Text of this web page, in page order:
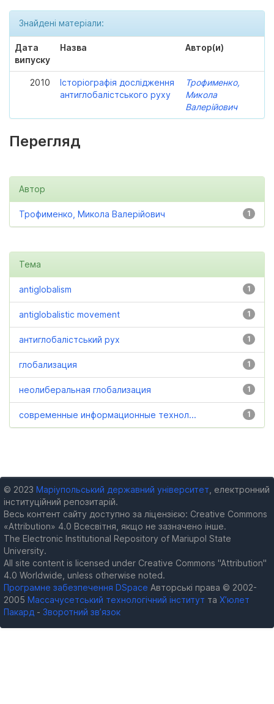
Знайдені матеріали:
Дата
випуску
Назва Автор(и)
2010
Історіографія дослідження
антиглобалістського руху
Трофименко,
Микола
Валерійович
Перегляд
Автор
1
Трофименко, Микола Валерійович
Тема
1
antiglobalism
1
antiglobalistic movement
1
антиглобалістський рух
1
глобализация
1
неолиберальная глобализация
1
современные информационные технол...
© 2023 Маріупольський державний університет , електронний
інституційний репозитарій.
Весь контент сайту доступно за ліцензією: Creative Commons
«Attribution» 4.0 Всесвітня, якщо не зазначено інше.
The Electronic Institutional Repository of Mariupol State
University.
All site content is licensed under Creative Commons "Attribution"
4.0 Worldwide, unless otherwise noted.
Програмне забезпечення DSpace Авторські права © 2002-
2005 Массачусетський технологічний інститут та Х’юлет
Пакард - Зворотний зв’язок